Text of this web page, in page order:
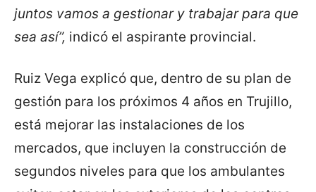
juntos vamos a gestionar y trabajar para que
sea así”, indicó el aspirante provincial.
Ruiz Vega explicó que, dentro de su plan de
gestión para los próximos 4 años en Trujillo,
está mejorar las instalaciones de los
mercados, que incluyen la construcción de
segundos niveles para que los ambulantes